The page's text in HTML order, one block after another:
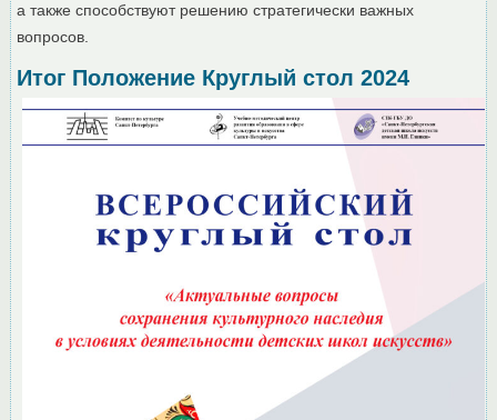
а также способствуют решению стратегически важных
вопросов.
Итог Положение Круглый стол 2024